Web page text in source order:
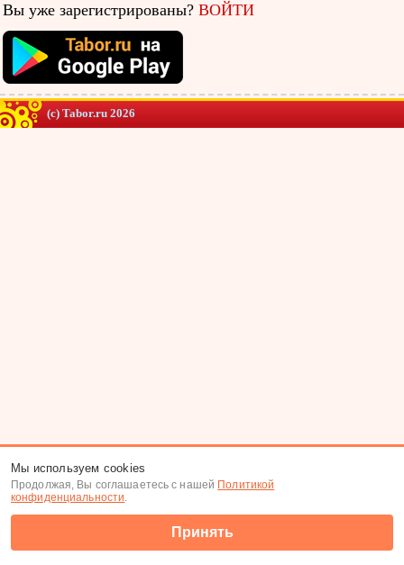
Вы уже зарегистрированы? ВОЙТИ
(c) Tabor.ru 2026
Мы используем cookies
Продолжая, Вы соглашаетесь с нашей Политикой
конфиденциальности.
Принять